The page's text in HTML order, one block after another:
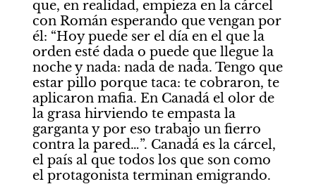
que, en realidad, empieza en la cárcel
con Román esperando que vengan por
él: “Hoy puede ser el día en el que la
orden esté dada o puede que llegue la
noche y nada: nada de nada. Tengo que
estar pillo porque taca: te cobraron, te
aplicaron mafia. En Canadá el olor de
la grasa hirviendo te empasta la
garganta y por eso trabajo un fierro
contra la pared…”. Canadá es la cárcel,
el país al que todos los que son como
el protagonista terminan emigrando.